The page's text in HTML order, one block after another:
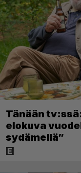
Tänään
elokuva
sydämellä”